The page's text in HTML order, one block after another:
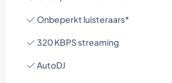
Onbeperkt luisteraars*
320 KBPS streaming
AutoDJ